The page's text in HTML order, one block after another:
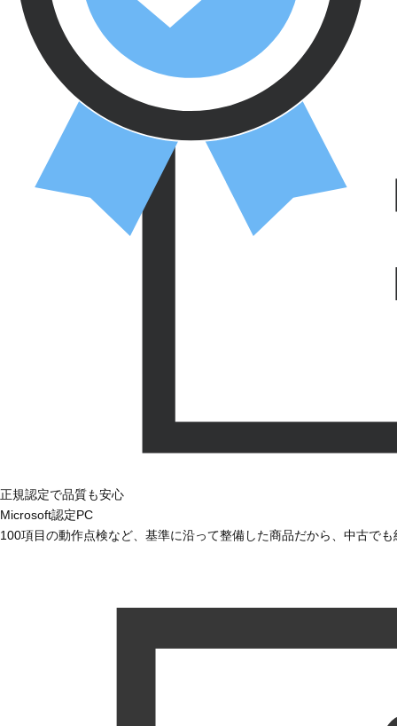
正規認定で品質も安心
Microsoft認定PC
100項目の動作点検など、基準に沿って整備した商品だから、中古で